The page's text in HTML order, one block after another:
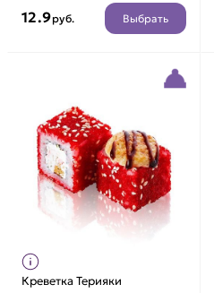
12.9руб. Выбрать
Креветка Терияки